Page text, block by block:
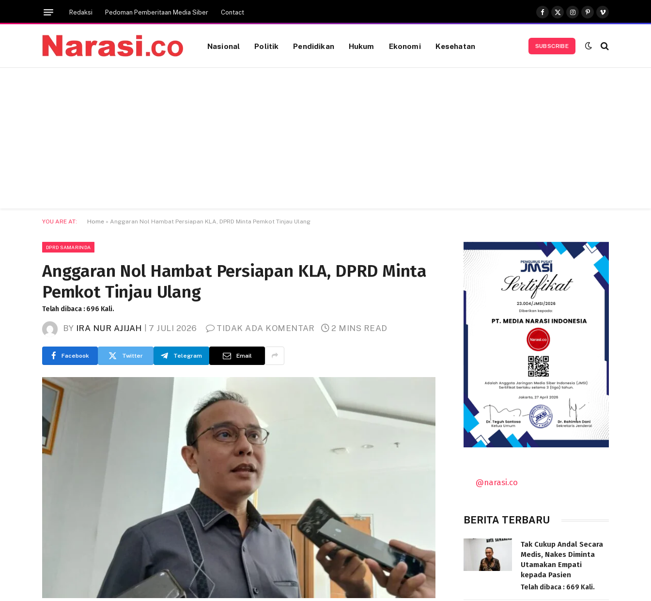
Redaksi Pedoman Pemberitaan Media Siber Contact
Facebook
X
(Twitter)
Instagram
Pinterest
Vimeo
Nasional Politik Pendidikan Hukum Ekonomi Kesehatan SUBSCRIBE
YOU ARE AT: Home » Anggaran Nol Hambat Persiapan KLA, DPRD Minta Pemkot Tinjau Ulang
DPRD SAMARINDA
Anggaran Nol Hambat Persiapan KLA, DPRD Minta
Pemkot Tinjau Ulang
Telah dibaca : 696 Kali.
BY IRA NUR AJIJAH 7 JULI 2026 TIDAK ADA KOMENTAR 2 MINS READ
Facebook Twitter Telegram Email
@narasi.co
BERITA TERBARU
Tak Cukup Andal Secara
Medis, Nakes Diminta
Utamakan Empati
kepada Pasien
Telah dibaca : 669 Kali.